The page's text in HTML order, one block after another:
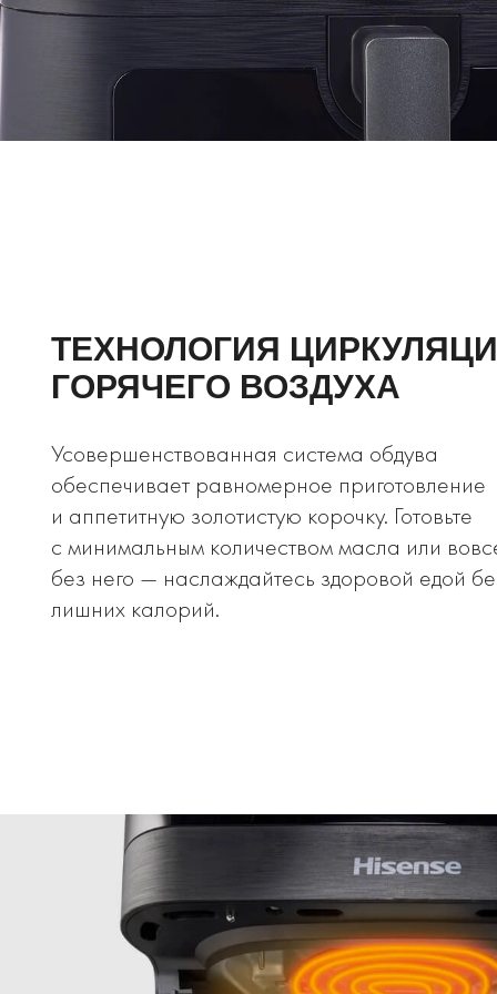
ТЕХНОЛОГИЯ
ГОРЯЧЕГО ВОЗДУХА
Усовершенствованная система обдува
обеспечивает равномерное приготовление
и аппетитную золотистую корочку. Готовьте
с минимальным количеством масла или
без него — наслаждайтесь здоровой едой
лишних калорий.